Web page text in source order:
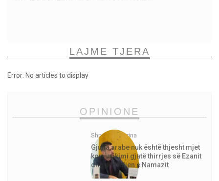
LAJME TJERA
Error: No articles to display
OPINIONE
Shpejtim Morina
Gjuha arabe nuk është thjesht mjet
komunikimi gjatë thirrjes së Ezanit
dhe për faljen e Namazit